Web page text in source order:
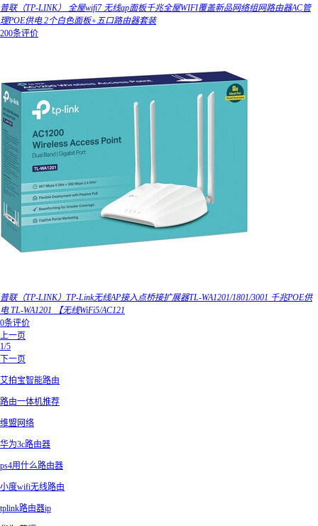
普联（TP-LINK） 全屋wifi7 无线ap面板千兆全屋WIFI覆盖新品网络组网路由器AC管
理POE供电 2个白色面板+五口路由器套装
200条评价
普联（TP-LINK）TP-Link无线AP接入点桥接扩展器TL-WA1201/1801/3001 千兆POE供
电 TL-WA1201 【无线WiFi5/AC121
0条评价
上一页
1/5
下一页
艾拍宝智能路由
路由一体机推荐
维盟网络
华为3c路由器
ps4用什么路由器
小度wifi无线路由
tplink路由器ip